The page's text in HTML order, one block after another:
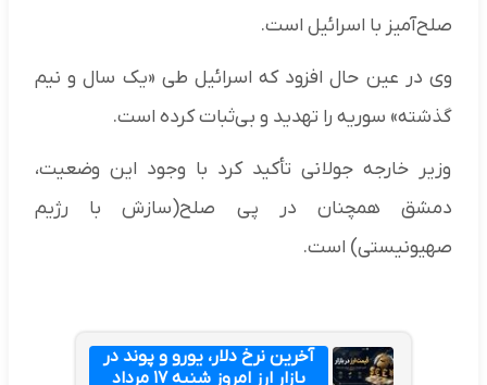
صلح‌آمیز با اسرائیل است.
وی در عین حال افزود که اسرائیل طی «یک سال و نیم
گذشته» سوریه را تهدید و بی‌ثبات کرده است.
وزیر خارجه جولانی تأکید کرد با وجود این وضعیت،
دمشق همچنان در پی صلح(سازش با رژیم
صهیونیستی) است.
آخرین نرخ دلار، یورو و پوند در
بازار ارز امروز شنبه ۱۷ مرداد